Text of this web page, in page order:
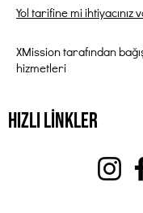
Yol tarifine mi ihtiyacınız
XMission tarafından
hizmetleri
Hızlı Linkler